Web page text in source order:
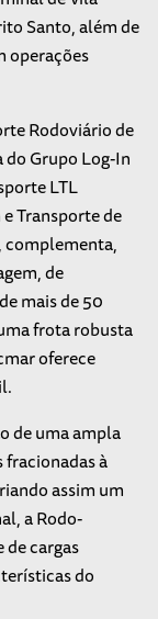
Santo, além de
operações
Rodoviário de
do Grupo Log-In
LTL
Transporte de
complementa,
de
mais de 50
frota robusta
oferece
de uma ampla
à
assim um
a Rodo-
cargas
do